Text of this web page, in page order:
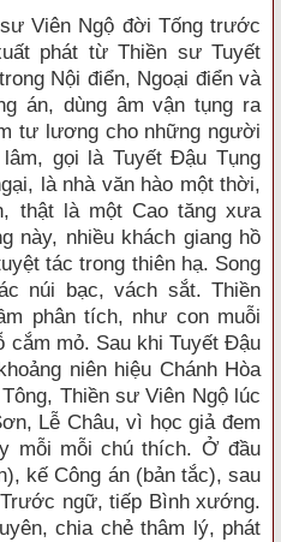
Viên Ngộ đời Tống trước
phát từ Thiền sư Tuyết
Nội điển, Ngoại điển và
án, dùng âm vận tụng ra
tư lương cho những người
gọi là Tuyết Đậu Tụng
là nhà văn hào một thời,
thật là một Cao tăng xưa
này, nhiều khách giang hồ
tác trong thiên hạ. Song
núi bạc, vách sắt. Thiền
phân tích, như con muỗi
cắm mỏ. Sau khi Tuyết Đậu
niên hiệu Chánh Hòa
Thiền sư Viên Ngộ lúc
Lễ Châu, vì học giả đem
mỗi mỗi chú thích. Ở đầu
kế Công án (bản tắc), sau
ngữ, tiếp Bình xướng.
chia chẻ thâm lý, phát